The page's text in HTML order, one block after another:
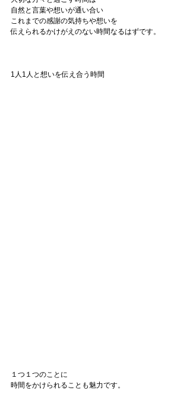
自然と言葉や想いが通い合い
これまでの感謝の気持ちや想いを
伝えられるかけがえのない時間なるはずです。
1人1人と想いを伝え合う時間
１つ１つのことに
時間をかけられることも魅力です。